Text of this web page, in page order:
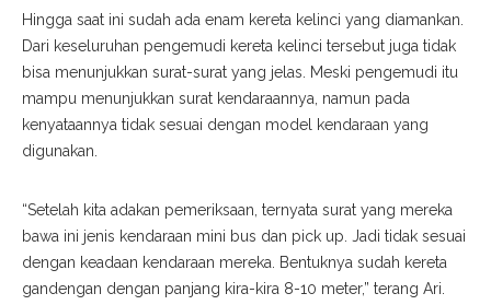
Hingga saat ini sudah ada enam kereta kelinci yang diamankan.
Dari keseluruhan pengemudi kereta kelinci tersebut juga tidak
bisa menunjukkan surat-surat yang jelas. Meski pengemudi itu
mampu menunjukkan surat kendaraannya, namun pada
kenyataannya tidak sesuai dengan model kendaraan yang
digunakan.
“Setelah kita adakan pemeriksaan, ternyata surat yang mereka
bawa ini jenis kendaraan mini bus dan pick up. Jadi tidak sesuai
dengan keadaan kendaraan mereka. Bentuknya sudah kereta
gandengan dengan panjang kira-kira 8-10 meter,” terang Ari.